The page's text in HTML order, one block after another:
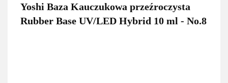
Yoshi Baza Kauczukowa przeźroczysta
Rubber Base UV/LED Hybrid 10 ml - No.8